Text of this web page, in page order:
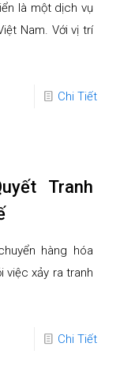
là một dịch vụ
Nam. Với vị trí
Chi Tiết
Tranh
hàng hóa
việc xảy ra tranh
Chi Tiết